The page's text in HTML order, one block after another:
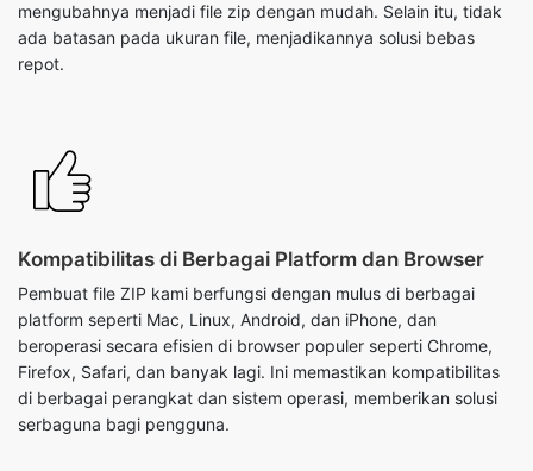
Kompatibilitas di Berbagai Platform dan Browser
Pembuat file ZIP kami berfungsi dengan mulus di berbagai
platform seperti Mac, Linux, Android, dan iPhone, dan
Firefox, Safari, dan banyak lagi. Ini memastikan kompatibilitas
di berbagai perangkat dan sistem operasi, memberikan solusi
serbaguna bagi pengguna.